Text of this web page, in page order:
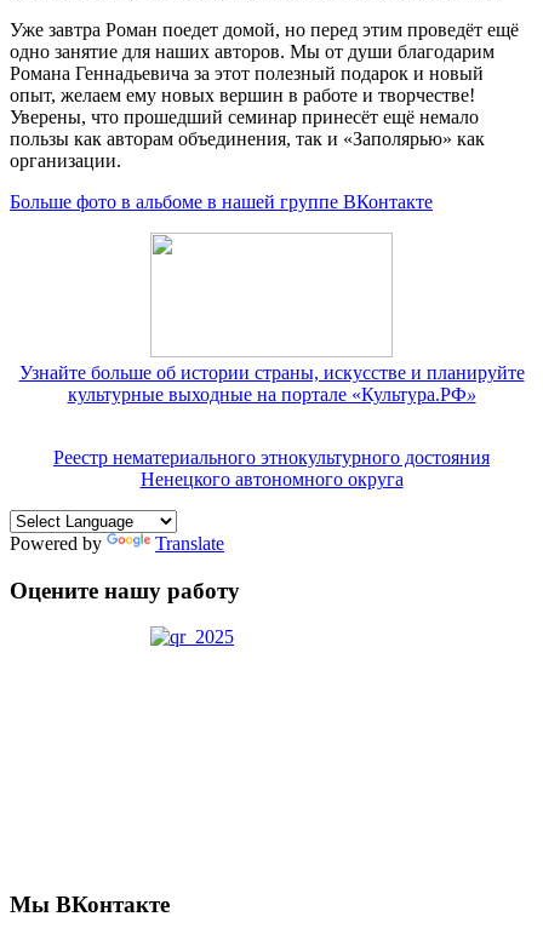
Уже завтра Роман поедет домой, но перед этим проведёт ещё
одно занятие для наших авторов. Мы от души благодарим
Романа Геннадьевича за этот полезный подарок и новый
опыт, желаем ему новых вершин в работе и творчестве!
Уверены, что прошедший семинар принесёт ещё немало
пользы как авторам объединения, так и «Заполярью» как
организации.
Больше фото в альбоме в нашей группе ВКонтакте
Узнайте больше об истории страны, искусстве и планируйте
культурные выходные на портале «Культура.РФ»
Реестр нематериального этнокультурного достояния
Ненецкого автономного округа
Powered by Translate
Оцените нашу работу
Мы ВКонтакте